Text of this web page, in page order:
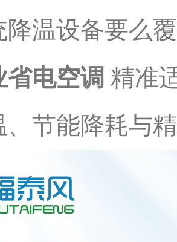
降温设备要么
省电空调 精准
、节能降耗与